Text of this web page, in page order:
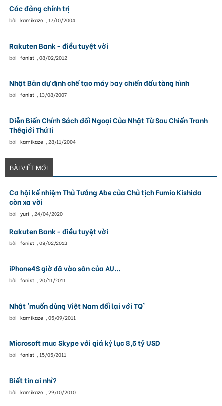
Các đảng chính trị
bởi kamikaze , 17/10/2004
Rakuten Bank - điều tuyệt vời
bởi fonist , 08/02/2012
Nhật Bản dự định chế tạo máy bay chiến đấu tàng hình
bởi fonist , 13/08/2007
Diễn Biến Chính Sách đối Ngoại Của Nhật Từ Sau Chiến Tranh
Thêgiới Thứ Ii
bởi kamikaze , 28/11/2004
BÀI VIẾT MỚI
Cơ hội kế nhiệm Thủ Tướng Abe của Chủ tịch Fumio Kishida
còn xa vời
bởi yuri , 24/04/2020
Rakuten Bank - điều tuyệt vời
bởi fonist , 08/02/2012
iPhone4S giờ đã vào sân của AU...
bởi fonist , 20/11/2011
Nhật 'muốn dùng Việt Nam đối lại với TQ'
bởi kamikaze , 05/09/2011
Microsoft mua Skype với giá kỷ lục 8,5 tỷ USD
bởi fonist , 15/05/2011
Biết tin ai nhỉ?
bởi kamikaze , 29/10/2010